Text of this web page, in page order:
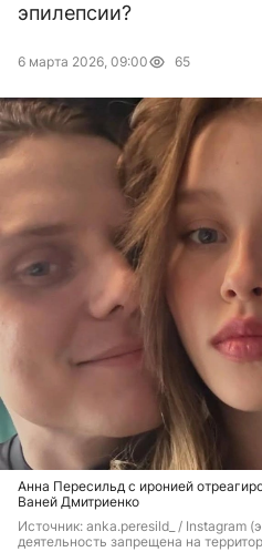
эпилепсии?
6 марта 2026, 09:00 65
Анна Пересильд с иронией
Ваней Дмитриенко
Источник: anka.peresild_ / Instagram
деятельность запрещена на